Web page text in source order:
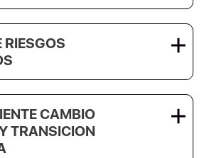
RIESGOS
CAMBIO
TRANSICION